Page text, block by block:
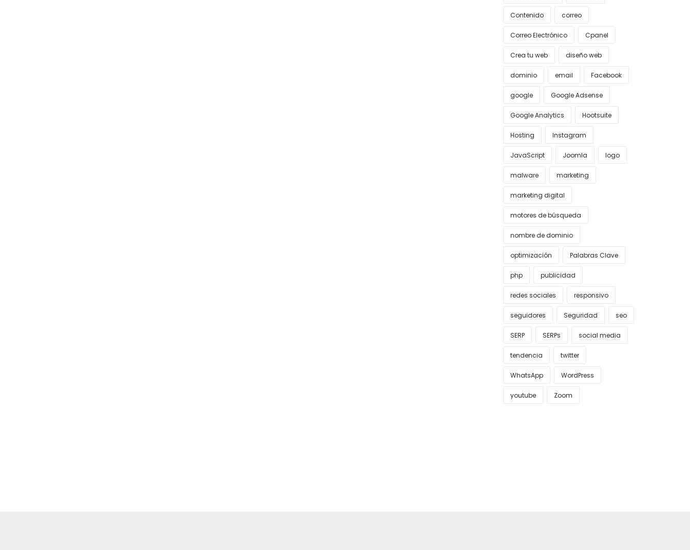
Contenido correo
Correo Electrónico Cpanel
Crea tu web diseño web
dominio email Facebook
google Google Adsense
Google Analytics Hootsuite
Hosting Instagram
JavaScript Joomla logo
malware marketing
marketing digital
motores de búsqueda
nombre de dominio
optimización Palabras Clave
php publicidad
redes sociales responsivo
seguidores Seguridad seo
SERP SERPs social media
tendencia twitter
WhatsApp WordPress
youtube Zoom